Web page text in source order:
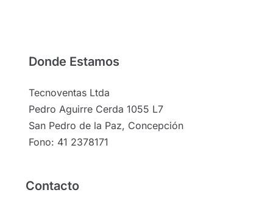
Donde Estamos
Tecnoventas Ltda
Pedro Aguirre Cerda 1055 L7
San Pedro de la Paz, Concepción
Fono: 41 2378171
Contacto